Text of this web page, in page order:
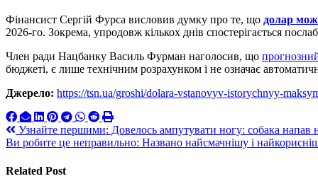
Фінансист Сергій Фурса висловив думку про те, що долар
2026-го. Зокрема, упродовж кількох днів спостерігається
Член ради Нацбанку Василь Фурман наголосив, що
бюджеті, є лише технічним розрахунком і не означає
Джерело: https://tsn.ua/groshi/dolara-vstanovyv-istorychnyy-
Навигация
по
записям
Узнайте першими: Довелось ампутувати ногу: собака напав
Ви робите це неправильно: Названо найсмачнішу і
Related Post